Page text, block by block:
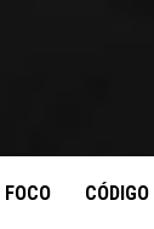
FOCO